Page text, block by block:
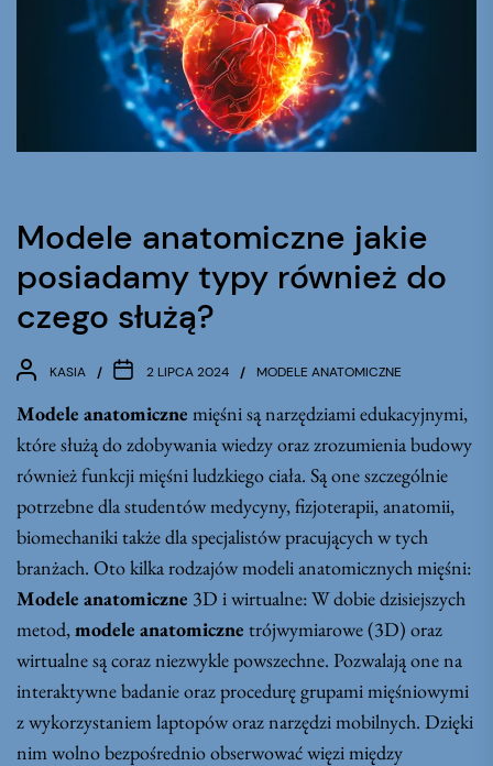
Modele anatomiczne jakie
posiadamy typy również do
czego służą?
KASIA 2 LIPCA 2024 MODELE ANATOMICZNE
Modele anatomiczne mięśni są narzędziami edukacyjnymi,
które służą do zdobywania wiedzy oraz zrozumienia budowy
również funkcji mięśni ludzkiego ciała. Są one szczególnie
potrzebne dla studentów medycyny, fizjoterapii, anatomii,
biomechaniki także dla specjalistów pracujących w tych
branżach. Oto kilka rodzajów modeli anatomicznych mięśni:
Modele anatomiczne 3D i wirtualne: W dobie dzisiejszych
metod, modele anatomiczne trójwymiarowe (3D) oraz
wirtualne są coraz niezwykle powszechne. Pozwalają one na
interaktywne badanie oraz procedurę grupami mięśniowymi
z wykorzystaniem laptopów oraz narzędzi mobilnych. Dzięki
nim wolno bezpośrednio obserwować więzi między